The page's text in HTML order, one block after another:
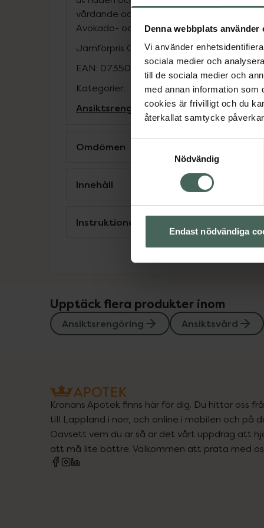
Denna webbplats använder
Vi använder
sociala medier och
till de sociala medier och
med annan information som
cookies är frivilligt och du
återkallat samtycke
Nödvändig
Endast nödvändiga
vårdande och fuktbalanserande
Avokado- och jojobaolja och Betain.
Jämförpris 0,99 kr/ml
EAN: 07350134100255
Kategorier:
AnsiktsrengöringAnsiktsvårdHudvård
Omdömen
Innehåll
Instruktioner
Upptäck flera produkter inom
Ansiktsrengöring Ansiktsvård
Kronans Apotek finns här för dig. Du hittar oss
till Lappland i norr, och online i mobilen och på
Oavsett vem du är så är det vårt uppdrag att
att må lite bättre. Välkommen att prata med